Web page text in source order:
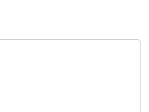
Chuyện đêm